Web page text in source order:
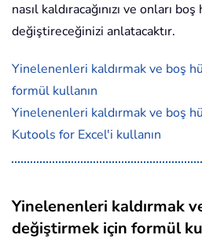
nasıl kaldıracağınızı ve onları
değiştireceğinizi anlatacaktır.
Yinelenenleri kaldırmak ve boş
formül kullanın
Yinelenenleri kaldırmak ve boş
Kutools for Excel'i kullanın
Yinelenenleri kaldırmak
değiştirmek için formül